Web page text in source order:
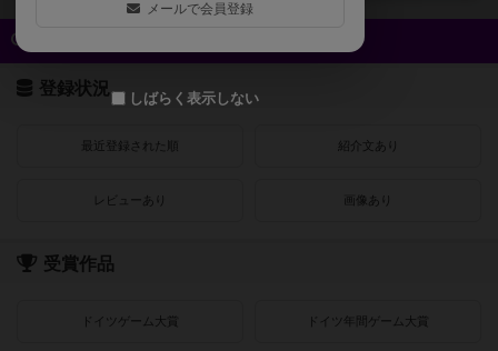
登録状況
最近登録された順 紹介文あり
レビューあり 画像あり
受賞作品
ドイツゲーム大賞 ドイツ年間ゲーム大賞
メールで会員登録
しばらく表示しない